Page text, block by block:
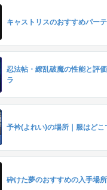
キャストリスのおすすめパー
忍法帖・繚乱破魔の性能と評
ラ
予衿(よれい)の場所｜服はどこ
砕けた夢のおすすめの入手場